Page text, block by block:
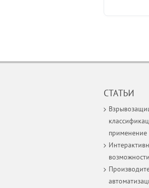
СТАТЬИ
применение
возможности